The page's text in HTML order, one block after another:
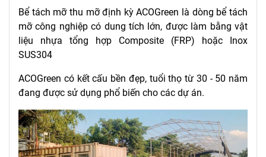
Bể tách mỡ thu mỡ định kỳ ACOGreen là dòng bể tách
mỡ công nghiệp có dung tích lớn, được làm bằng vật
liệu nhựa tổng hợp Composite (FRP) hoặc Inox
SUS304
ACOGreen có kết cấu bền đẹp, tuổi thọ từ 30 - 50 năm
đang được sử dụng phổ biến cho các dự án.